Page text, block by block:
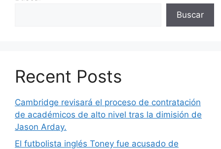
Buscar
Recent Posts
Cambridge revisará el proceso de contratación
de académicos de alto nivel tras la dimisión de
Jason Arday.
El futbolista inglés Toney fue acusado de